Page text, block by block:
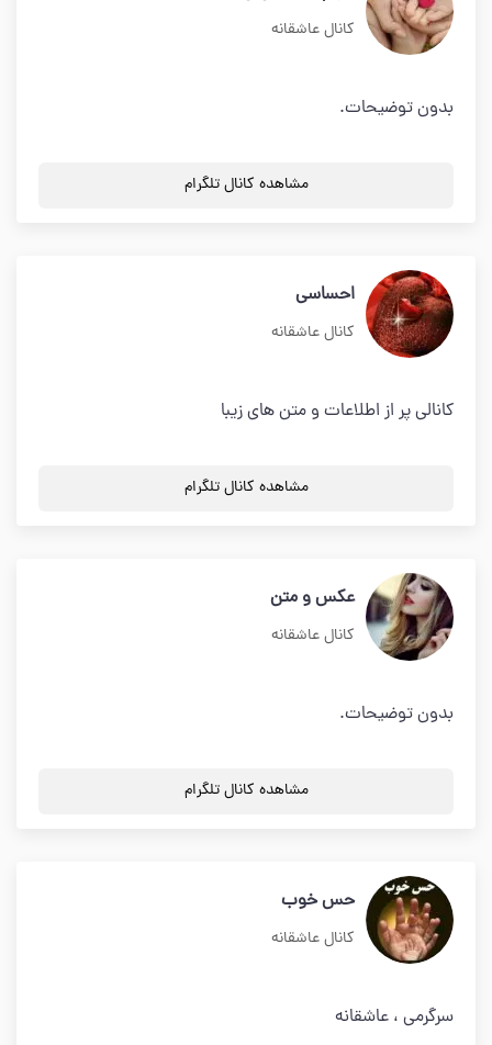
کانال عاشقانه
بدون توضیحات.
مشاهده کانال تلگرام
احساسی
کانال عاشقانه
کانالی پر از اطلاعات و متن های زیبا
مشاهده کانال تلگرام
عکس و متن
کانال عاشقانه
بدون توضیحات.
مشاهده کانال تلگرام
حس خوب
کانال عاشقانه
سرگرمی ، عاشقانه